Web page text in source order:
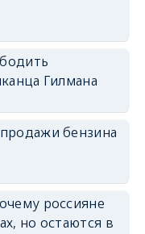
Гилмана
бензина
россияне
но остаются в